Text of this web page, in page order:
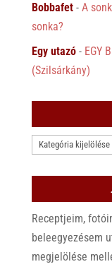
Bobbafet- A
sonka?
Egy utazó- EGY
(Szilsárkány)
KATEGÓRIÁK
Receptjeim,
beleegyezésem
megjelölése